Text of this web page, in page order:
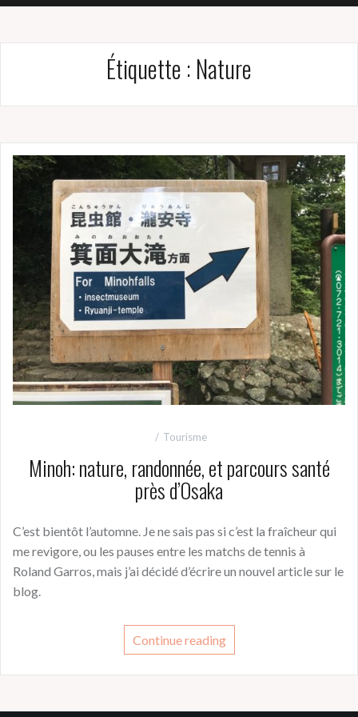
Étiquette : Nature
Tourisme
Minoh: nature, randonnée, et parcours santé
près d’Osaka
C’est bientôt l’automne. Je ne sais pas si c’est la fraîcheur qui
me revigore, ou les pauses entre les matchs de tennis à
Roland Garros, mais j’ai décidé d’écrire un nouvel article sur le
blog.
Continue reading